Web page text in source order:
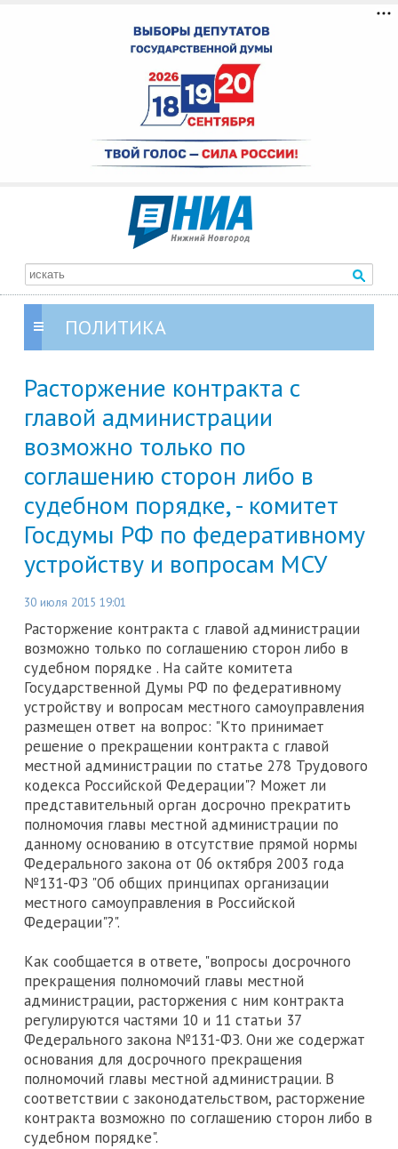
ПОЛИТИКА
Расторжение контракта с
главой администрации
возможно только по
соглашению сторон либо в
судебном порядке, - комитет
Госдумы РФ по федеративному
устройству и вопросам МСУ
30 июля 2015 19:01
Расторжение контракта с главой администрации
возможно только по соглашению сторон либо в
судебном порядке . На сайте комитета
Государственной Думы РФ по федеративному
устройству и вопросам местного самоуправления
размещен ответ на вопрос: "Кто принимает
решение о прекращении контракта с главой
местной администрации по статье 278 Трудового
кодекса Российской Федерации"? Может ли
представительный орган досрочно прекратить
полномочия главы местной администрации по
данному основанию в отсутствие прямой нормы
Федерального закона от 06 октября 2003 года
№131-ФЗ "Об общих принципах организации
местного самоуправления в Российской
Федерации"?".
Как сообщается в ответе, "вопросы досрочного
прекращения полномочий главы местной
администрации, расторжения с ним контракта
регулируются частями 10 и 11 статьи 37
Федерального закона №131-ФЗ. Они же содержат
основания для досрочного прекращения
полномочий главы местной администрации. В
соответствии с законодательством, расторжение
контракта возможно по соглашению сторон либо в
судебном порядке".